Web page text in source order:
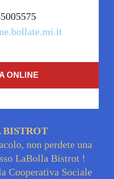
ONLINE
non perdete una
LaBolla Bistrot !
Cooperativa Sociale